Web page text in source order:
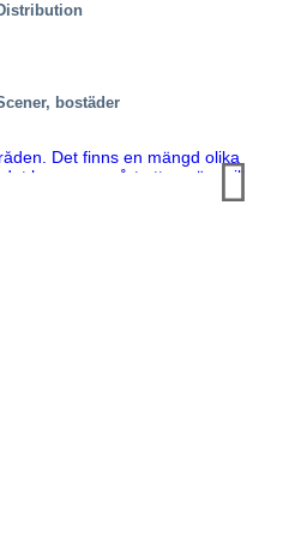
bostäder
för ditt företag
vara en utmaning att flytta tunga
Det finns en mängd olika
kan vara svårt att avgöra vilken
typerna av lyftprodukter,
och varuhissar, och kan därför
kombination: Linde
ofta genom att hitta sätt
idéer och teknik på nya och
kan det verka märkligt att
men det är precis vad
med Marco, och med
av […]
inte om teori – det handlar